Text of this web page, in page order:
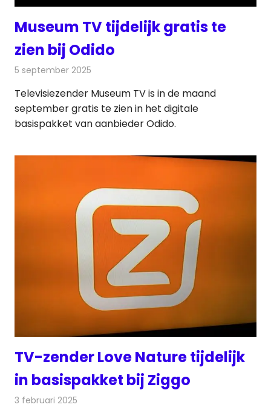
Museum TV tijdelijk gratis te
zien bij Odido
5 september 2025
Televisiezender Museum TV is in de maand
september gratis te zien in het digitale
basispakket van aanbieder Odido.
TV-zender Love Nature tijdelijk
in basispakket bij Ziggo
3 februari 2025